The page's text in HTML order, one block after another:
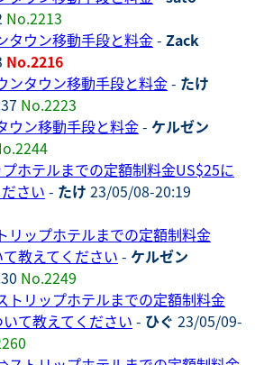
No.2213
タウン移動手段と料金- Zack
No.2216
ンタウン移動手段と料金- たけ
No.2223
ウン移動手段と料金- ケルゼン
ホテルまでの定額制料金US$25に
さい - たけ 23/05/08-20:19
リップホテルまでの定額制料金
教えてください - ケルゼン
No.2249
トリップホテルまでの定額制料金
て教えてください - ひぐ 23/05/09-